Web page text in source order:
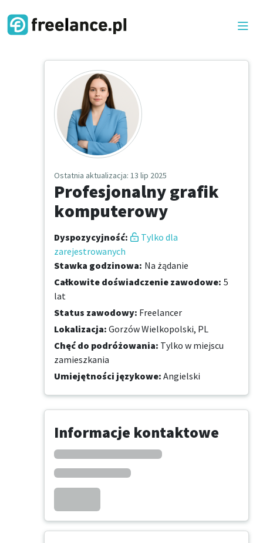
Ostatnia aktualizacja: 13 lip 2025
Profesjonalny grafik
komputerowy
Dyspozycyjność:
Tylko dla
zarejestrowanych
Stawka godzinowa: Na żądanie
Całkowite doświadczenie zawodowe: 5
lat
Status zawodowy: Freelancer
Lokalizacja: Gorzów Wielkopolski, PL
Chęć do podróżowania: Tylko w miejscu
zamieszkania
Umiejętności językowe: Angielski
Informacje kontaktowe